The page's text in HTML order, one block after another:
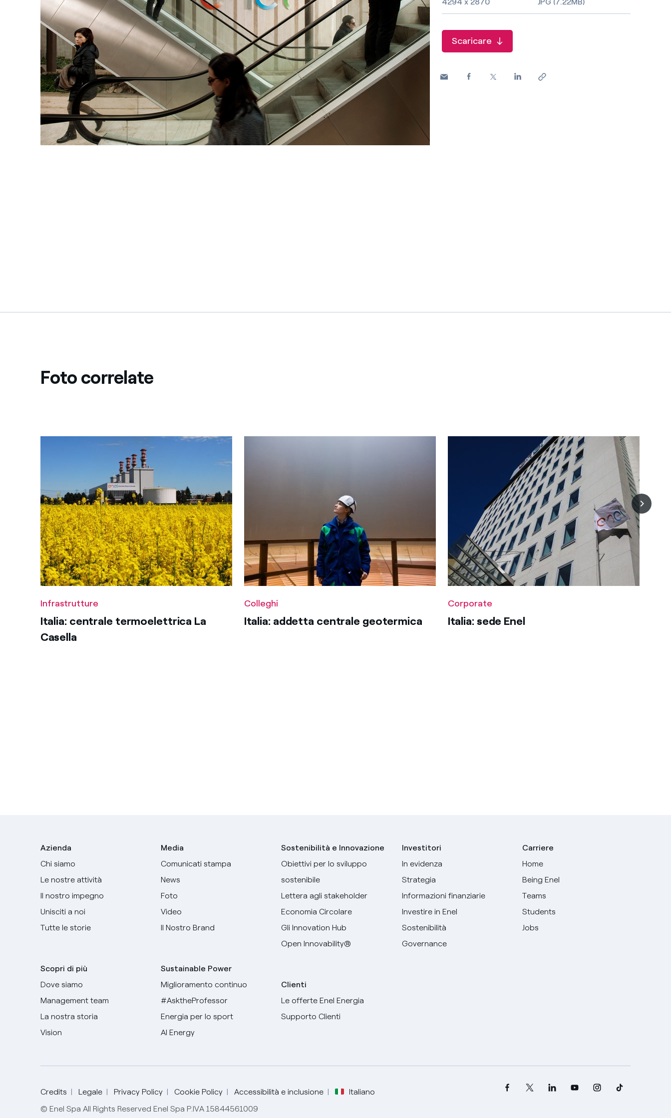
Enel Cuore
Sosteniamo le iniziative delle organizzazioni non
profit
Ethical Channel Il canale dove segnalare violazioni delle nostre policy
Archivio Storico Raccontiamo la storia dell'elettricità in Italia
Messico
Nord America Scaricare
Foto correlate
Infrastrutture
Italia: centrale termoelettrica La
Casella
Colleghi
Italia: addetta centrale geotermica
Corporate
Italia: sede Enel
Azienda
Chi siamo
Le nostre attività
Il nostro impegno
Unisciti a noi
Tutte le storie
Scopri di più
Dove siamo
Management team
La nostra storia
Vision
Media
Comunicati stampa
News
Foto
Video
Il Nostro Brand
Sustainable Power
Miglioramento continuo
#AsktheProfessor
Energia per lo sport
AI Energy
Sostenibilità e Innovazione
Obiettivi per lo sviluppo
sostenibile
Lettera agli stakeholder
Economia Circolare
Gli Innovation Hub
Open Innovability®
Clienti
Le offerte Enel Energia
Supporto Clienti
Investitori
In evidenza
Strategia
Informazioni finanziarie
Investire in Enel
Sostenibilità
Governance
Carriere
Home
Being Enel
Teams
Students
Jobs
Credits Legale Privacy Policy Cookie Policy Accessibilità e inclusione Italiano
Seleziona la tua lingua
© Enel Spa All Rights Reserved Enel Spa P.IVA 15844561009